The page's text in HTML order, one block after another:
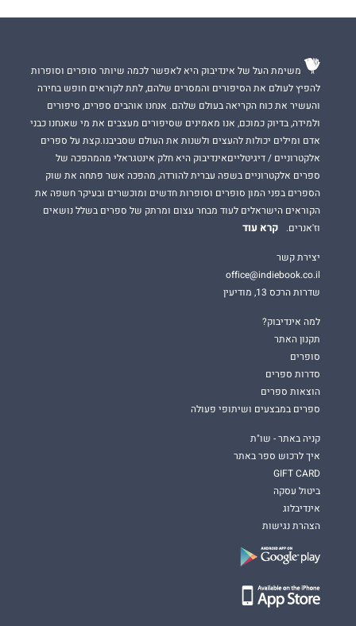
משימת העל של אינדיבוק היא לאפשר לכמה שיותר סופרים וסופרות
להפיץ לעולם את הסיפורים והמסרים שלהם, לתת לקוראים חופש בחירה
והעשיר את כוח הקריאה בעולם שלהם. אנחנו אוהבים ספרים, סיפורים
ולמידה, בדיוק כמוכם, אנו מאמינים שסיפורים מעצבים את מי שאנחנו כבני
אדם ומילים יכולות להעצים ולשנות את העולם שסביבנו.קצת על ספרים
אלקטרוניים / דיגיטלייםאינדיבוק היא חלק אינטגראלי מהמהפכה של
ספרים אלקטרוניים בשפה עברית להורדה, מהפכה אשר פתחה את שוק
הספרים בפני המון סופרים וסופרות חדשים ומוכשרים ובעיקר חשפה את
הקוראים הישראלים לעוד מבחר עצום ומרתק של ספרים בשלל נושאים
וז'אנרים.
קרא עוד
יצירת קשר
office@indiebook.co.il
שדרות הרכס 13, מודיעין
למה אינדיבוק?
תקנון האתר
סופרים
סדרות ספרים
הוצאות ספרים
ספרים במבצעים ושיתופי פעולה
קניה באתר - שו"ת
איך לרכוש ספר באתר
GIFT CARD
ביטול עסקה
אינדיבלוג
הצהרת נגישות